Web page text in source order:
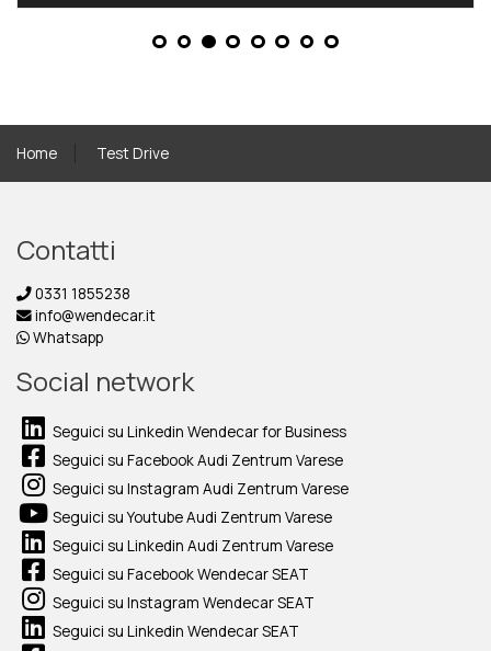
Home Test Drive
Contatti
0331 1855238
info@wendecar.it
Whatsapp
Social network
Seguici su Linkedin Wendecar for Business
Seguici su Facebook Audi Zentrum Varese
Seguici su Instagram Audi Zentrum Varese
Seguici su Youtube Audi Zentrum Varese
Seguici su Linkedin Audi Zentrum Varese
Seguici su Facebook Wendecar SEAT
Seguici su Instagram Wendecar SEAT
Seguici su Linkedin Wendecar SEAT